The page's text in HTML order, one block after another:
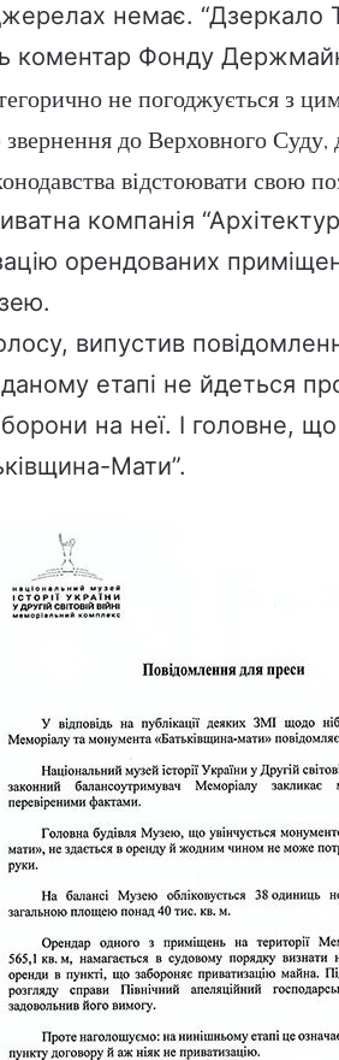
немає. “Дзеркало
коментар Фонду
не погоджується з
звернення до Верховного Суду,
відстоювати свою
компанія
орендованих
випустив
етапі не йдеться
на неї. І головне,
Мати”.